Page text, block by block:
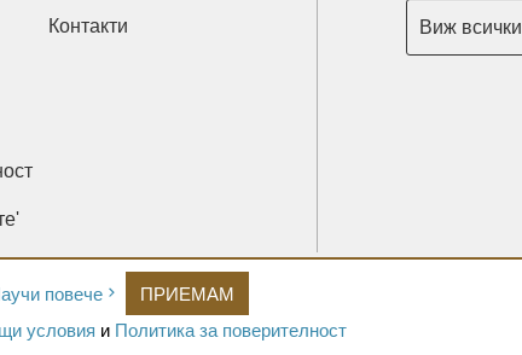
повече
ПРИЕМАМ
условия и Политика за поверителност
Контакти Виж всички
Copyright © 2026 Ксениум ООД. Всички права запазени.